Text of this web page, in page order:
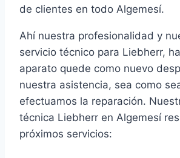
de clientes en todo Algemesí.
Ahí nuestra profesionalidad y
servicio técnico para Liebherr,
aparato quede como nuevo
nuestra asistencia, sea como
efectuamos la reparación.
técnica Liebherr en Algemesí
próximos servicios: